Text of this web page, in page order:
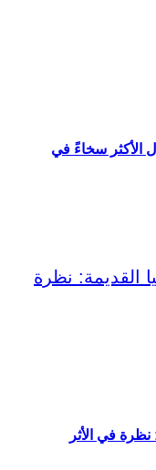
نظرة في الأثر
الدول الأكثر سخاءً في